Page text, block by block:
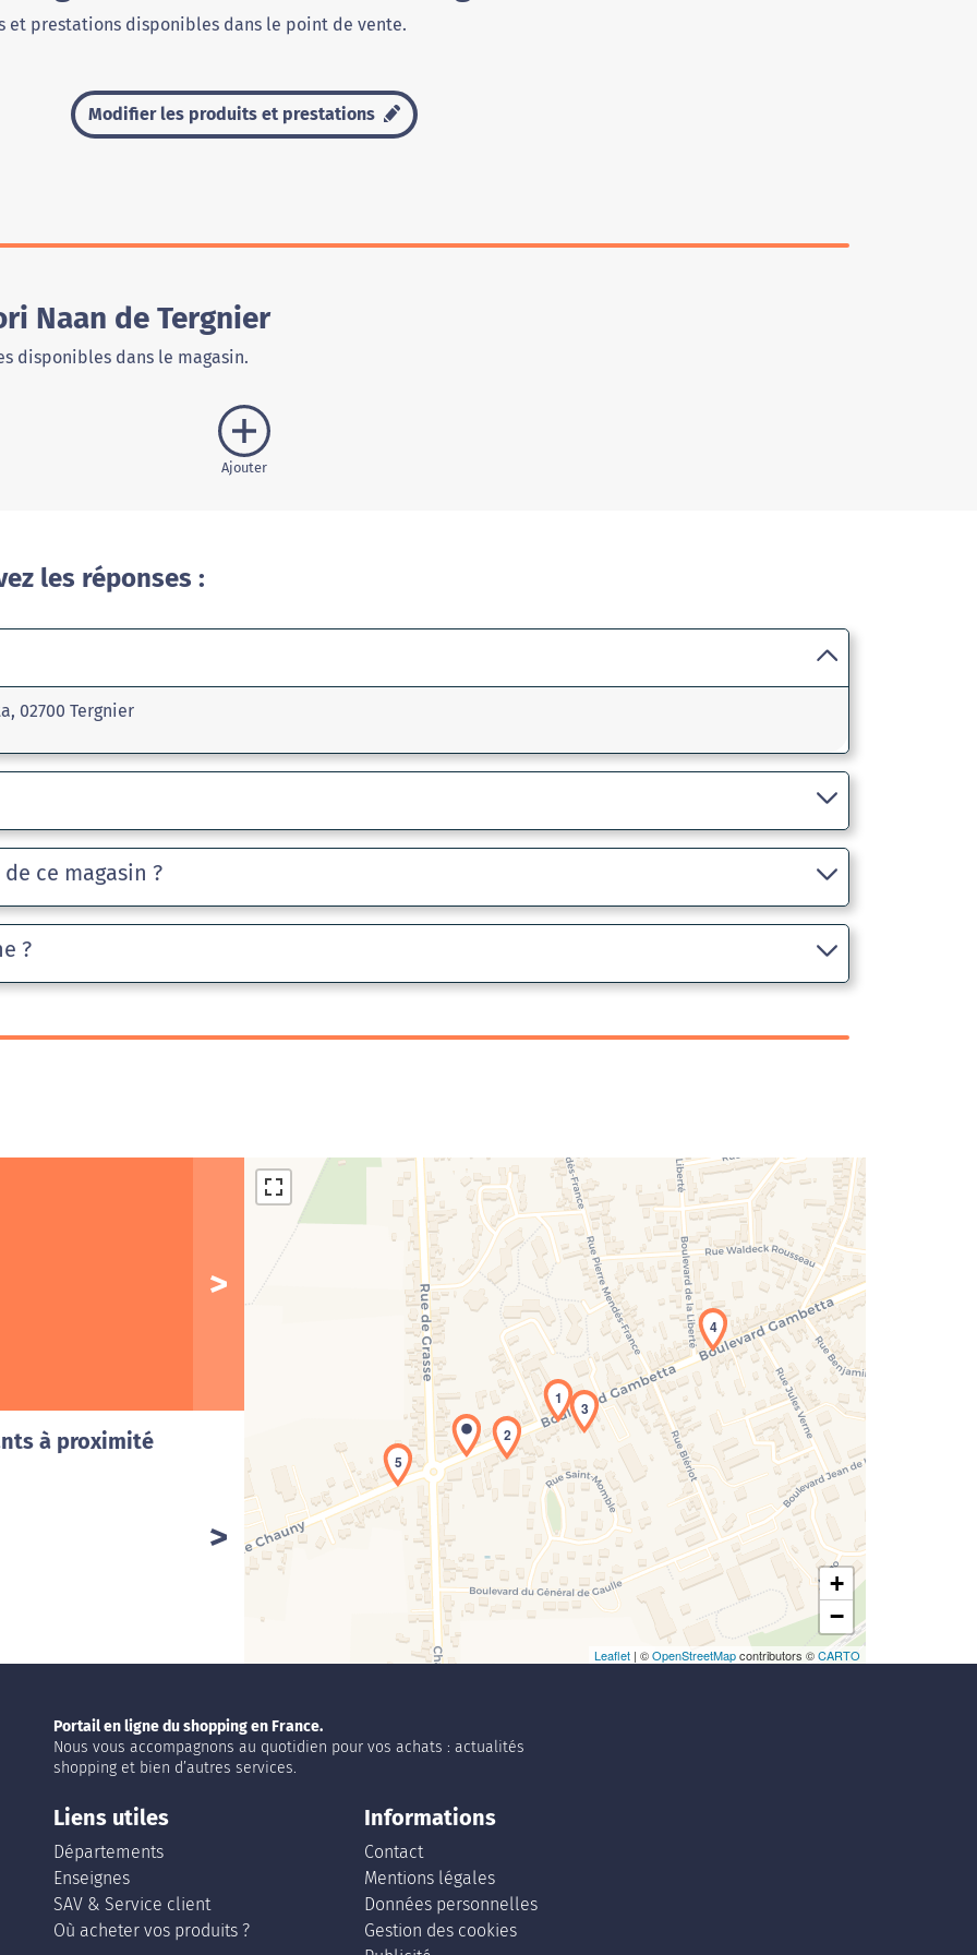
et prestations disponibles dans le point de vente.
Modifier les produits et prestations
Naan de Tergnier
disponibles dans le magasin.
Ajouter
les réponses :
02700 Tergnier
ce magasin ?
?
à proximité
Chargement de la carte en cours...
1
2
3
4
5
+
−
Leaflet | ©OpenStreetMapcontributors ©CARTO
Portail en ligne du shopping en France.
Nous vous accompagnons au quotidien pour vos achats : actualités
shopping et bien d’autres services.
Liens utiles
Départements
Enseignes
SAV & Service client
Où acheter vos produits ?
Informations
Contact
Mentions légales
Données personnelles
Gestion des cookies